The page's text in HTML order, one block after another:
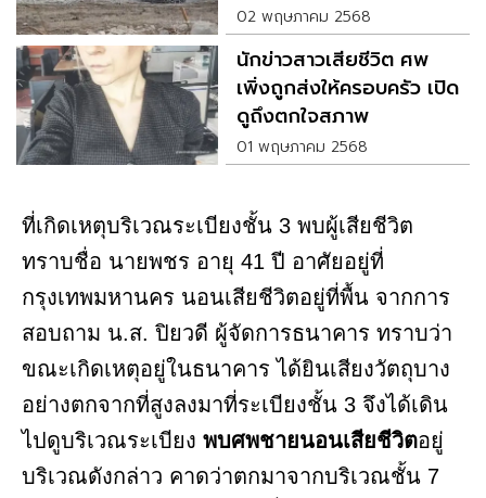
02 พฤษภาคม 2568
นักข่าวสาวเสียชีวิต ศพ
เพิ่งถูกส่งให้ครอบครัว เปิด
ดูถึงตกใจสภาพ
01 พฤษภาคม 2568
ที่เกิดเหตุบริเวณระเบียงชั้น 3 พบผู้เสียชีวิต
ทราบชื่อ นายพชร อายุ 41 ปี อาศัยอยู่ที่
กรุงเทพมหานคร นอนเสียชีวิตอยู่ที่พื้น จากการ
สอบถาม น.ส. ปิยวดี ผู้จัดการธนาคาร ทราบว่า
ขณะเกิดเหตุอยู่ในธนาคาร ได้ยินเสียงวัตถุบาง
อย่างตกจากที่สูงลงมาที่ระเบียงชั้น 3 จึงได้เดิน
ไปดูบริเวณระเบียง พบศพชายนอนเสียชีวิตอยู่
บริเวณดังกล่าว คาดว่าตกมาจากบริเวณชั้น 7